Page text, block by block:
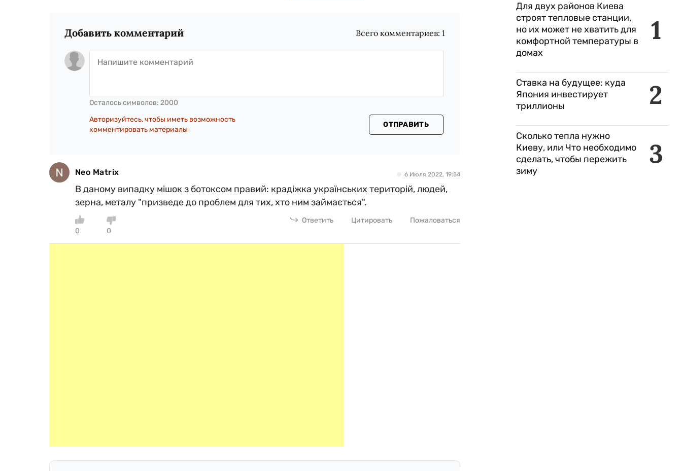
Добавить комментарий Всего комментариев:1
Осталось символов: 2000
Авторизуйтесь, чтобы иметь возможность
комментировать материалы
ОТПРАВИТЬ
Neo Matrix 6 Июля 2022, 19:54
В даному випадку мішок з ботоксом правий: крадіжка українських територій, людей,
зерна, металу "призведе до проблем для тих, хто ним займається".
0 0
Ответить Цитировать Пожаловаться
1
Для двух районов Киева
строят тепловые станции,
но их может не хватить для
комфортной температуры в
домах
2
Ставка на будущее: куда
Япония инвестирует
триллионы
3
Сколько тепла нужно
Киеву, или Что необходимо
сделать, чтобы пережить
зиму